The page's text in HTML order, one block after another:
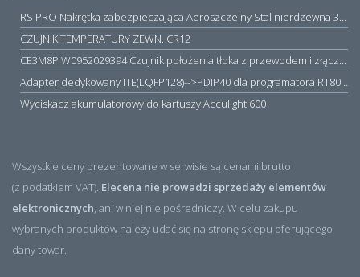
RS PRO Nakrętka zabezpieczająca Aeroszczelny Stal nierdzewna 316 Zwykłe
CZUJNIK TEMPERATURY ZEWN. CR12
CE3M8P W0952029394 Czujnik położenia tłoka z przewodem i złączem M8, PNP NO, 10...30VDC, 100mA, METALWORK, METAL WORK jak MZT1-0
Adapter dedykowany ITE(LQFP128)-->PDIP40 dla programatora RT809H/RT809F (simple)
Wyciskacz akumulatorowy do kartuszy Acculight 600
Wszystkie ceny prezentowane w serwisie są cenami brutto
(z podatkiem VAT). Elecena nie prowadzi sprzedaży elementów
elektronicznych , ani w niej nie pośredniczy. W celu zakupu
wybranych produktów należy udać się na stronę sklepu oferującego
dany towar.